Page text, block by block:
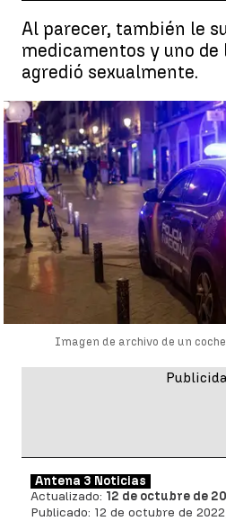
Al parecer, también le
medicamentos y uno
agredió sexualmente.
Imagen de archivo de un
Antena 3 Noticias
Actualizado: 12 de octubre de
Publicado: 12 de octubre de